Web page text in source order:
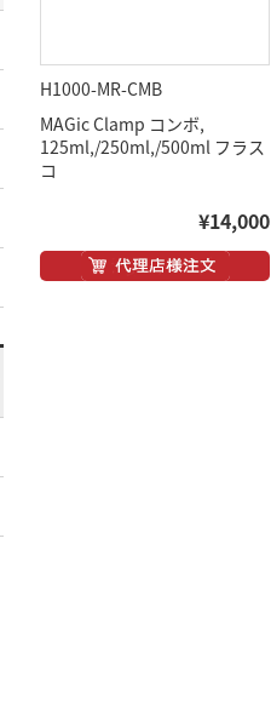
H1000-MR-CMB
MAGic Clamp コンボ,
125ml,/250ml,/500ml フラス
コ
¥14,000